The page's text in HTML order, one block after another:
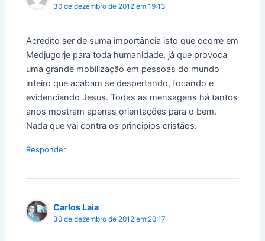
30 de dezembro de 2012 em 19:13
Acredito ser de suma importância isto que ocorre em
Medjugorje para toda humanidade, já que provoca
uma grande mobilização em pessoas do mundo
inteiro que acabam se despertando, focando e
evidenciando Jesus. Todas as mensagens há tantos
anos mostram apenas orientações para o bem.
Nada que vai contra os principios cristãos.
Responder
Carlos Laia
30 de dezembro de 2012 em 20:17